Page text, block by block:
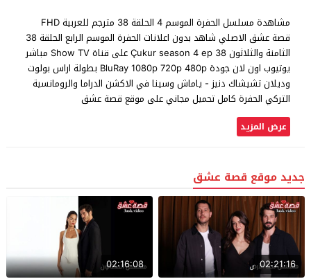
مشاهدة مسلسل الحفرة الموسم 4 الحلقة 38 مترجم للعربية FHD
قصة عشق الاصلي شاهد بدون اعلانات الحفرة الموسم الرابع الحلقة 38
الثامنة والثلاثون Çukur season 4 ep 38 على قناة Show TV مباشر
يوتيوب اون لان جودة BluRay 1080p 720p 480p بطولة اراس بولوت
وديلان تشيشاك دنيز - ياماش وسينا في الاكشن الدراما والرومانسية
التركي الحفرة كامل تحميل مجاني على موقع قصة عشق
عرض المزيد
جديد موقع قصة عشق
02:21:16
02:16:08